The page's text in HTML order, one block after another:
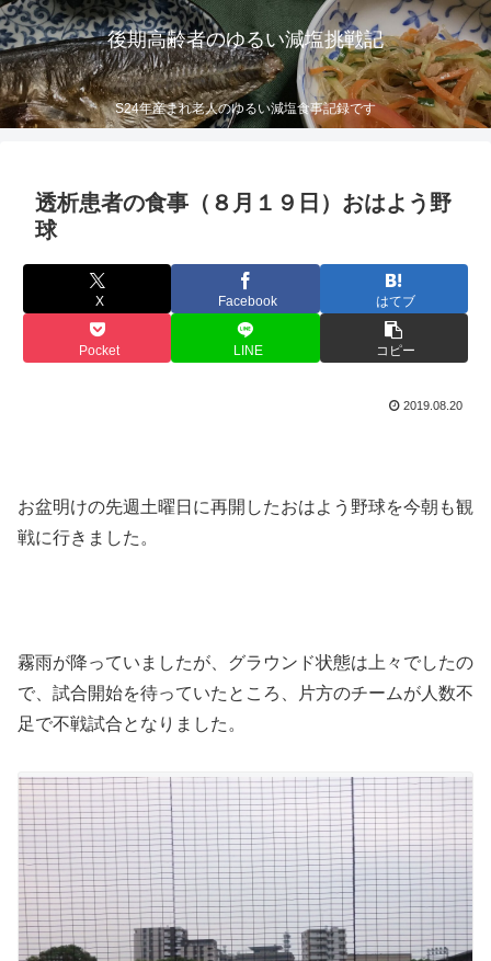
後期高齢者のゆるい減塩挑戦記
S24年産まれ老人のゆるい減塩食事記録です
透析患者の食事（８月１９日）おはよう野
球
X Facebook はてブ
Pocket LINE コピー
2019.08.20
お盆明けの先週土曜日に再開したおはよう野球を今朝も観
戦に行きました。
霧雨が降っていましたが、グラウンド状態は上々でしたの
で、試合開始を待っていたところ、片方のチームが人数不
足で不戦試合となりました。